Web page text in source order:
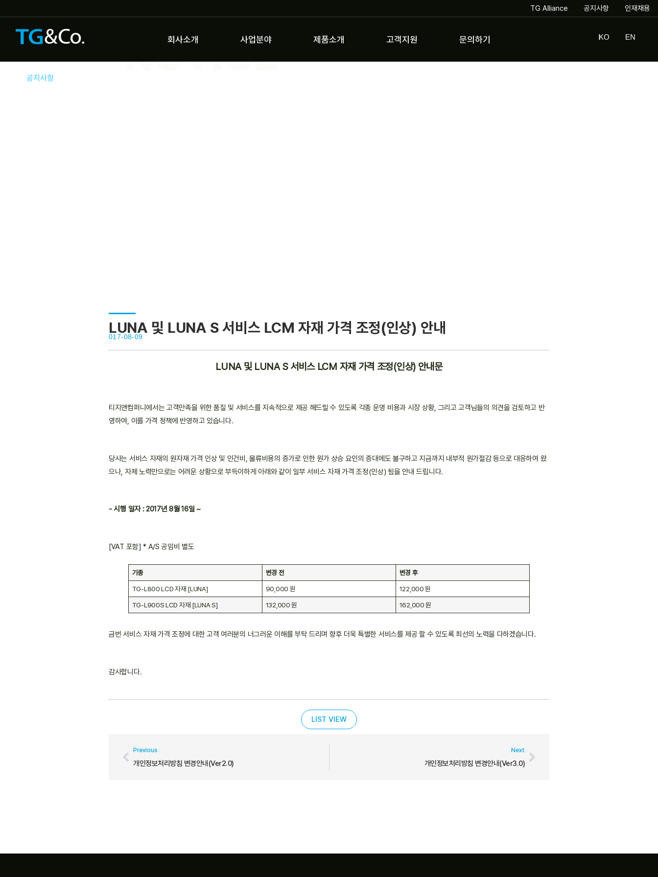
TG Alliance 공지사항 인재채용
회사소개 사업분야 제품소개 고객지원 문의하기 KO EN
NOTICE
공지사항
LUNA 및 LUNA S 서비스 LCM 자재 가격 조정(인상) 안내
017-08-09
LUNA 및 LUNA S 서비스 LCM 자재 가격 조정(인상) 안내문
티지앤컴퍼니에서는 고객만족을 위한 품질 및 서비스를 지속적으로 제공 해드릴 수 있도록 각종 운영 비용과 시장 상황, 그리고 고객님들의 의견을 검토하고 반
영하여, 이를 가격 정책에 반영하고 있습니다.
당사는 서비스 자재의 원자재 가격 인상 및 인건비, 물류비용의 증가로 인한 원가 상승 요인의 증대에도 불구하고 지금까지 내부적 원가절감 등으로 대응하여 왔
으나, 자체 노력만으로는 어려운 상황으로 부득이하게 아래와 같이 일부 서비스 자재 가격 조정(인상) 됨을 안내 드립니다.
- 시행 일자 : 2017년 8월 16일 ~
[VAT 포함] * A/S 공임비 별도
기종 변경 전 변경 후
TG-L800 LCD 자재 [LUNA] 90,000 원 122,000 원
TG-L900S LCD 자재 [LUNA S] 132,000 원 162,000 원
금번 서비스 자재 가격 조정에 대한 고객 여러분의 너그러운 이해를 부탁 드리며 향후 더욱 특별한 서비스를 제공 할 수 있도록 최선의 노력을 다하겠습니다.
감사합니다.
LIST VIEW
Previous
개인정보처리방침 변경안내(ver2.0)
Next
개인정보처리방침 변경안내(ver3.0)